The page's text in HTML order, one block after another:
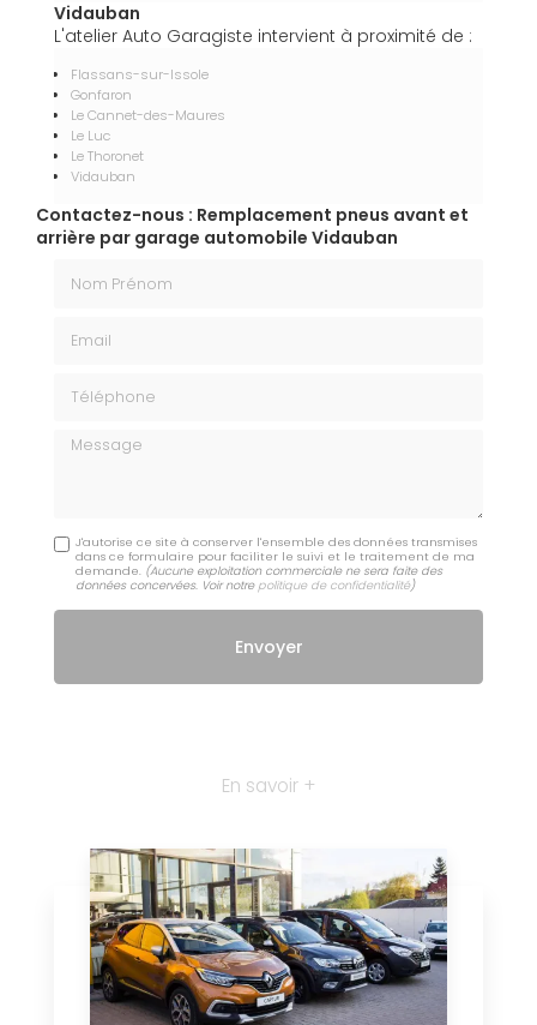
Vidauban
L'atelier Auto Garagiste intervient à proximité de :
Flassans-sur-Issole
Gonfaron
Le Cannet-des-Maures
Le Luc
Le Thoronet
Vidauban
Contactez-nous : Remplacement pneus avant et
arrière par garage automobile Vidauban
Message
J'autorise ce site à conserver l'ensemble des données transmises
dans ce formulaire pour faciliter le suivi et le traitement de ma
demande. (Aucune exploitation commerciale ne sera faite des
données concervées. Voir notre politique de confidentialité)
En savoir +